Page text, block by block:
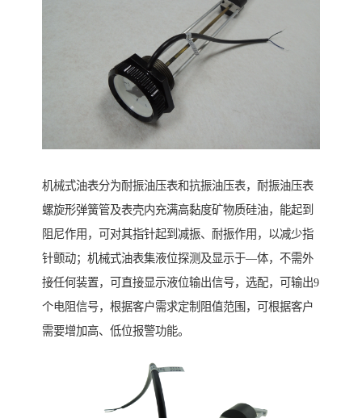
机械式油表分为耐振油压表和抗振油压表，耐振油压表
螺旋形弹簧管及表壳内充满高黏度矿物质硅油，能起到
阻尼作用，可对其指针起到减振、耐振作用，以减少指
针颤动；机械式油表集液位探测及显示于—体，不需外
接任何装置，可直接显示液位输出信号，选配，可输出9
个电阻信号，根据客户需求定制阻值范围，可根据客户
需要增加高、低位报警功能。